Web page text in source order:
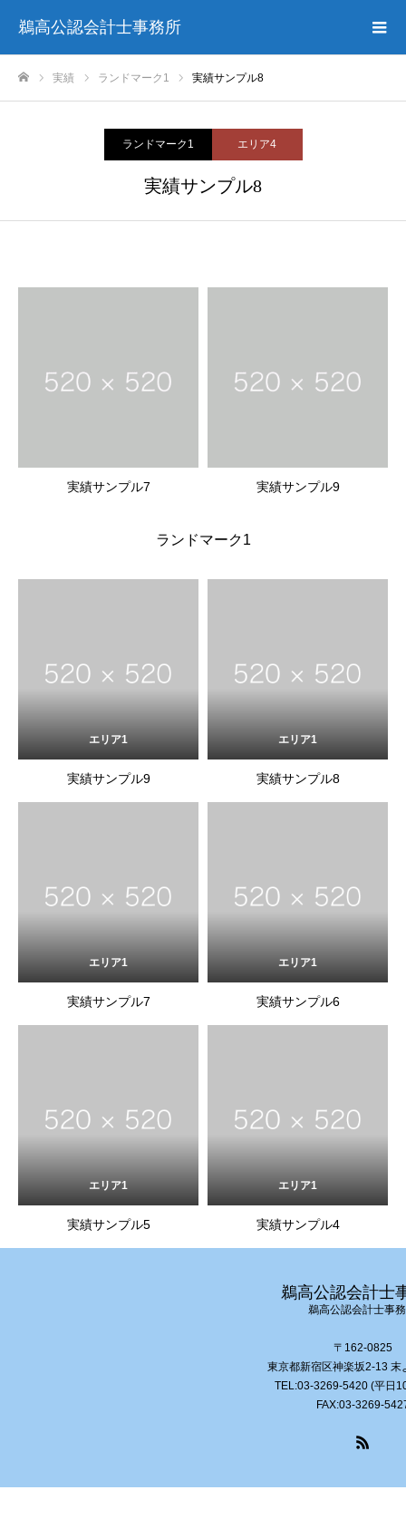
鵜高公認会計士事務所
実績 ランドマーク1 実績サンプル8
ランドマーク1 エリア4
実績サンプル8
実績サンプル7 実績サンプル9
ランドマーク1
エリア1
実績サンプル9
エリア1
実績サンプル8
エリア1
実績サンプル7
エリア1
実績サンプル6
エリア1
実績サンプル5
エリア1
実績サンプル4
鵜高公認会計士
鵜高公認会計士事
〒162-0825
東京都新宿区神楽坂2-13 末
TEL:03-3269-5420 (平日
FAX:03-3269-